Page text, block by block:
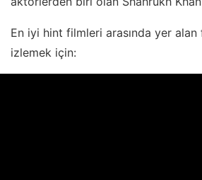
En iyi hint filmleri arasında yer alan
izlemek için: